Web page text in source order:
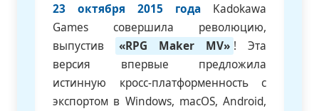
23 октября 2015 года Kadokawa
Games совершила революцию,
выпустив
«RPG Maker MV» ! Эта
версия впервые предложила
истинную кросс-платформенность с
экспортом в Windows, macOS, Android,